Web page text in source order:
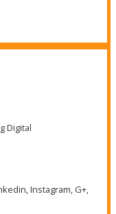
Digital
Instagram, G+,